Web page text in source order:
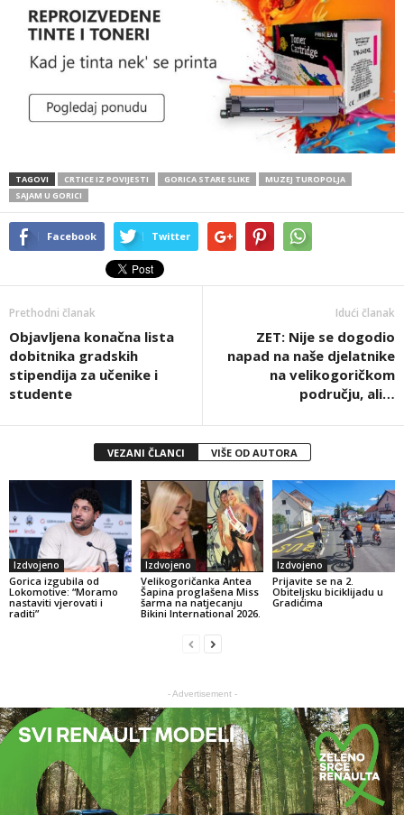
TAGOVI CRTICE IZ POVIJESTI GORICA STARE SLIKE
MUZEJ TUROPOLJA
SAJAM U GORICI
Facebook Twitter
Prethodni članak
Objavljena konačna lista
dobitnika gradskih
stipendija za učenike i
studente
Idući članak
ZET: Nije se dogodio
napad na naše djelatnike
na velikogoričkom
području, ali…
VEZANI ČLANCI VIŠE OD AUTORA
Izdvojeno
Gorica izgubila od
Lokomotive: “Moramo
nastaviti vjerovati i
raditi”
Izdvojeno
Velikogoričanka Antea
Šapina proglašena Miss
šarma na natjecanju
Bikini International 2026.
Izdvojeno
Prijavite se na 2.
Obiteljsku biciklijadu u
Gradićima
- Advertisement -